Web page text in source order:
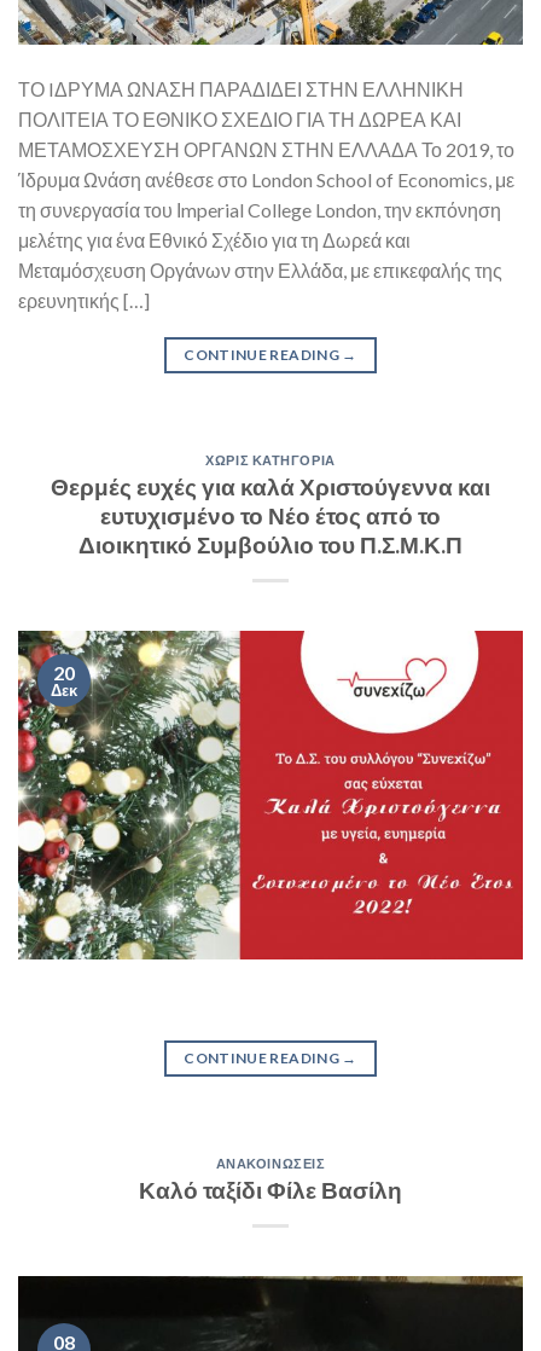
ΤΟ IΔΡΥΜΑ ΩΝΑΣΗ ΠΑΡΑΔΙΔΕΙ ΣΤΗΝ ΕΛΛΗΝΙΚΗ
ΠΟΛΙΤΕΙΑ ΤΟ ΕΘΝΙΚΟ ΣΧΕΔΙΟ ΓΙΑ ΤΗ ΔΩΡΕΑ ΚΑΙ
ΜΕΤΑΜΟΣΧΕΥΣΗ ΟΡΓΑΝΩΝ ΣΤΗΝ ΕΛΛΑΔΑ Το 2019, το
Ίδρυμα Ωνάση ανέθεσε στο London School of Economics, με
τη συνεργασία του Ιmperial College London, την εκπόνηση
μελέτης για ένα Εθνικό Σχέδιο για τη Δωρεά και
Μεταμόσχευση Οργάνων στην Ελλάδα, με επικεφαλής της
ερευνητικής […]
CONTINUE READING →
ΧΩΡΊΣ ΚΑΤΗΓΟΡΊΑ
Θερμές ευχές για καλά Χριστούγεννα και
ευτυχισμένο το Νέο έτος από το
Διοικητικό Συμβούλιο του Π.Σ.Μ.Κ.Π
20
Δεκ
CONTINUE READING →
ΑΝΑΚΟΙΝΏΣΕΙΣ
Καλό ταξίδι Φίλε Βασίλη
08